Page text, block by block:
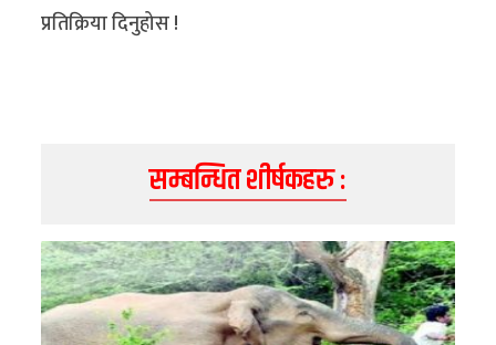
फोटो
प्रतिक्रिया दिनुहोस !
सम्बन्धित शीर्षकहरु :